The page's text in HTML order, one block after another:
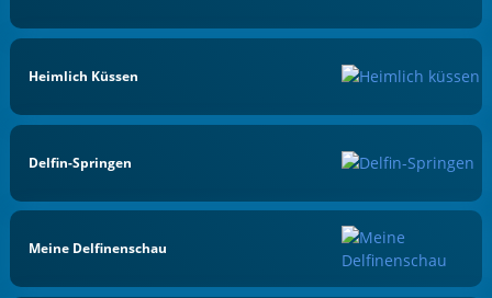
Heimlich Küssen
Delfin-Springen
Meine Delfinenschau